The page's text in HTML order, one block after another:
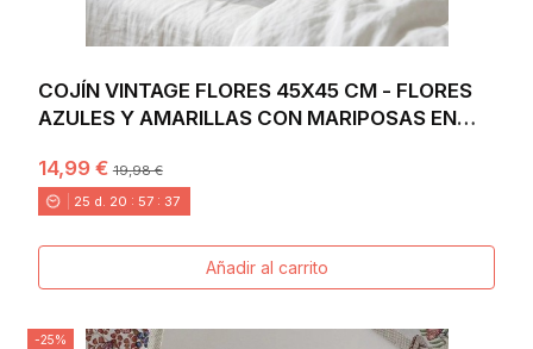
COJÍN VINTAGE FLORES 45X45 CM - FLORES
AZULES Y AMARILLAS CON MARIPOSAS EN
14,99 €19,98 €
25 d. 20 : 57 : 36
Añadir al carrito
-25%